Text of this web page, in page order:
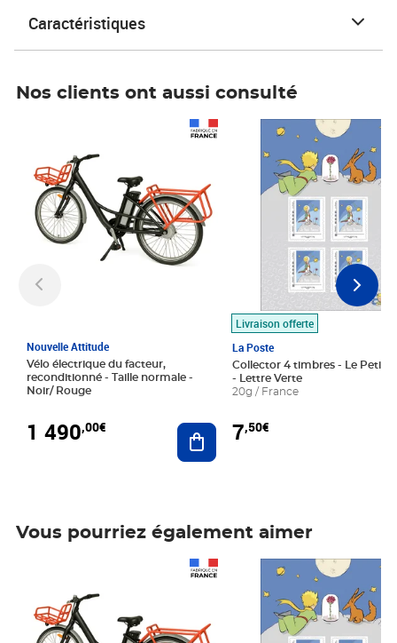
Caractéristiques
Nos clients ont aussi consulté
Nouvelle Attitude
Vélo électrique du facteur,
reconditionné - Taille normale -
Noir/ Rouge
1 490,00€ Ajouter au panier
Livraison offerte
La Poste
Collector 4 timbres - Le Petit
- Lettre Verte
20g / France
7,50€
Prix 7,50€
Vous pourriez également aimer
Prix 7,50€